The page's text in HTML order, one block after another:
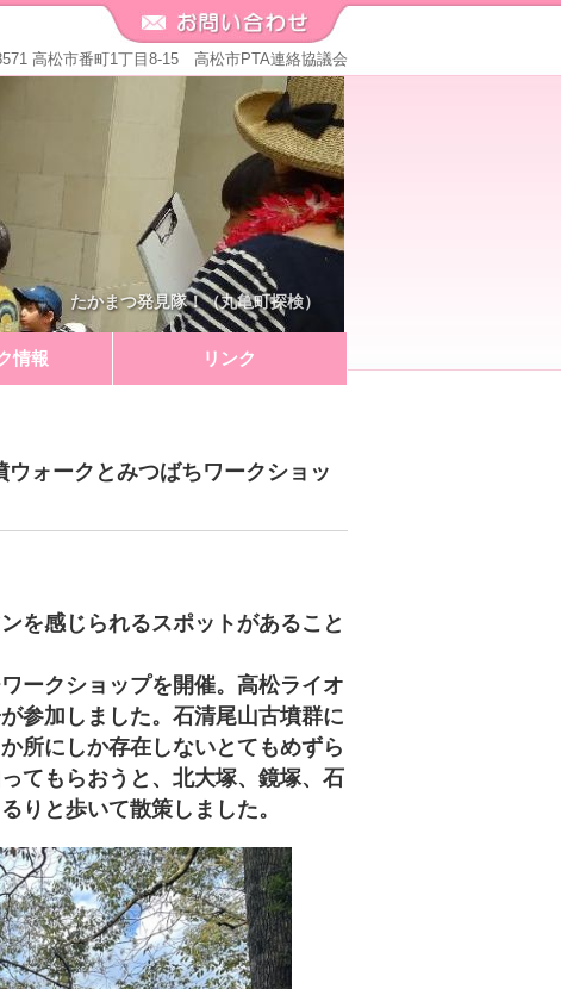
高松市番町1丁目8-15 高松市PTA連絡協議会
たかまつ発見隊！（丸亀町探検）
情報 リンク
ォークとみつばちワークショッ
を感じられるスポットがあること
ークショップを開催。高松ライオ
参加しました。石清尾山古墳群に
所にしか存在しないとてもめずら
てもらおうと、北大塚、鏡塚、石
りと歩いて散策しました。